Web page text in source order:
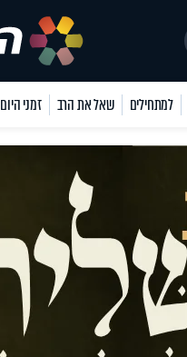
למתחילים שאל את הרב זמני היום